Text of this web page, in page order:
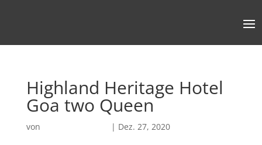
Highland Heritage Hotel
Goa two Queen
von | Dez. 27, 2020